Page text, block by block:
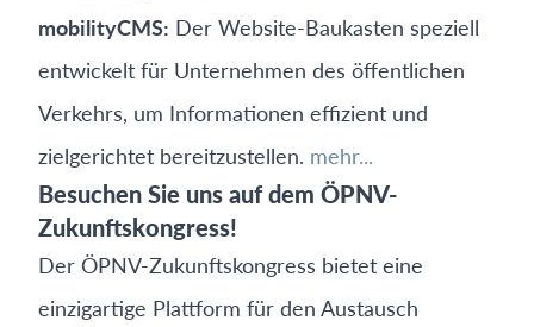
mobilityCMS: Der Website-Baukasten speziell
entwickelt für Unternehmen des öffentlichen
Verkehrs, um Informationen effizient und
zielgerichtet bereitzustellen. mehr...
Besuchen Sie uns auf dem ÖPNV-
Zukunftskongress!
Der ÖPNV-Zukunftskongress bietet eine
einzigartige Plattform für den Austausch